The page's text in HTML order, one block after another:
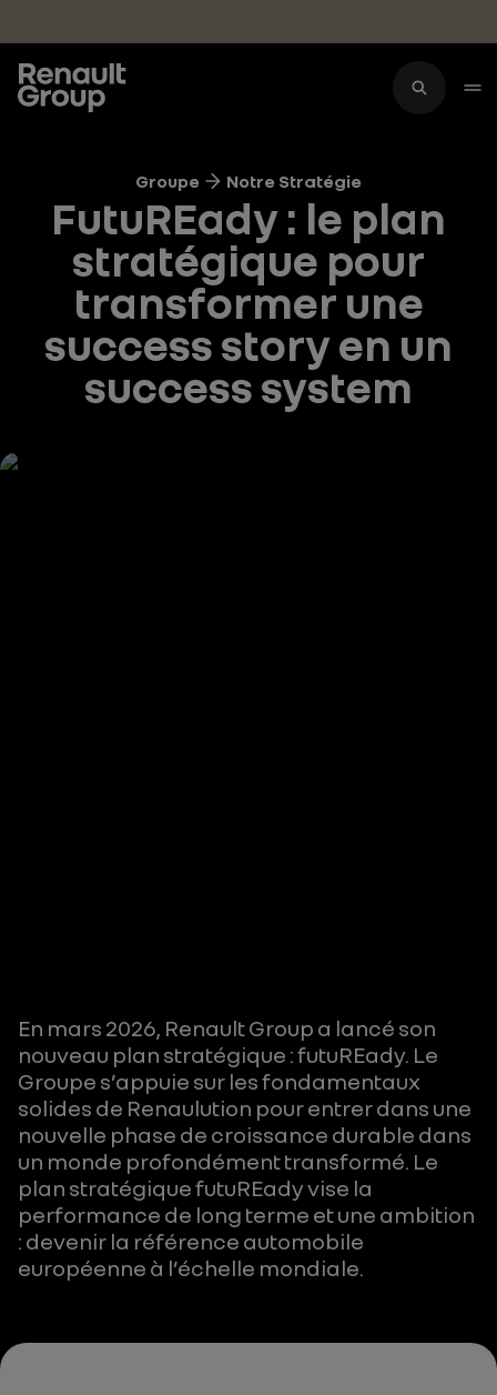
Groupe Notre Stratégie
FutuREady : le plan
stratégique pour
transformer une
success story en un
success system
En mars 2026, Renault Group a lancé son
nouveau plan stratégique : futuREady. Le
Groupe s’appuie sur les fondamentaux
solides de Renaulution pour entrer dans une
nouvelle phase de croissance durable dans
un monde profondément transformé. Le
plan stratégique futuREady vise la
performance de long terme et une ambition
: devenir la référence automobile
européenne à l’échelle mondiale.